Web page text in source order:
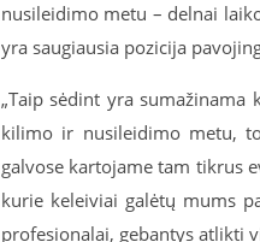
nusileidimo metu – delnai
yra saugiausia pozicija
„Taip sėdint yra
kilimo ir nusileidimo metu,
galvose kartojame tam tikrus
kurie keleiviai galėtų mums
profesionalai, gebantys atlikti